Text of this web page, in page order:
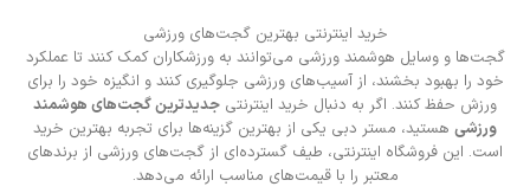
خرید اینترنتی بهترین گجت‌های ورزشی
گجت‌ها و وسایل هوشمند ورزشی می‌توانند به ورزشکاران کمک کنند تا عملکرد
خود را بهبود بخشند، از آسیب‌های ورزشی جلوگیری کنند و انگیزه خود را برای
ورزش حفظ کنند. اگر به دنبال خرید اینترنتی جدیدترین گجت‌های هوشمند
ورزشی هستید، مستر دبی یکی از بهترین گزینه‌ها برای تجربه بهترین خرید
است. این فروشگاه اینترنتی، طیف گسترده‌ای از گجت‌های ورزشی از برندهای
معتبر را با قیمت‌های مناسب ارائه می‌دهد.